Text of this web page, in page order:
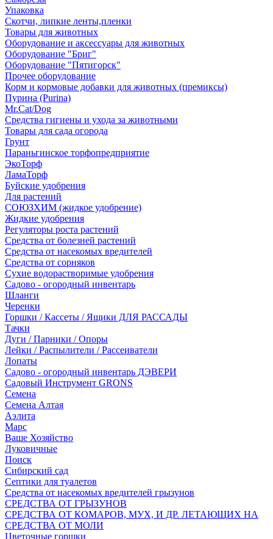
Упаковка
Скотчи, липкие ленты,пленки
Товары для животных
Оборудование и аксессуары для животных
Оборудование "Бриг"
Оборудование "Пятигорск"
Прочее оборудование
Корм и кормовые добавки для животных (премиксы)
Пурина (Purina)
Mr.Cat/Dog
Средства гигиены и ухода за животными
Товары для сада огорода
Грунт
Параньгинское торфопредприятие
ЭкоТорф
ЛамаТорф
Буйские удобрения
Для растений
СОЮЗХИМ (жидкое удобрение)
Жидкие удобрения
Регуляторы роста растений
Средства от болезней растений
Средства от насекомых вредителей
Средства от сорняков
Сухие водорастворимые удобрения
Садово - огородный инвентарь
Шланги
Черенки
Горшки / Кассеты / Ящики ДЛЯ РАССАДЫ
Тачки
Дуги / Парники / Опоры
Лейки / Распылители / Рассеиватели
Лопаты
Садово - огородный инвентарь ДЭВЕРИ
Садовый Инструмент GRONS
Семена
Семена Алтая
Аэлита
Марс
Ваше Хозяйство
Луковичные
Поиск
Сибирский сад
Септики для туалетов
Средства от насекомых вредителей грызунов
СPEДСТВА ОТ ГРЫЗУНОВ
СРЕДСТВА ОТ КОМАРОВ, МУХ, И ДР. ЛЕТАЮЩИХ НА
СРЕДСТВА ОТ МОЛИ
Цветочные горшки